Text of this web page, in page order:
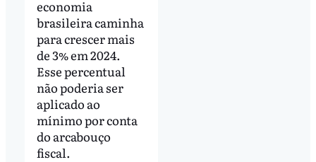
economia
brasileira caminha
para crescer mais
de 3% em 2024.
Esse percentual
não poderia ser
aplicado ao
mínimo por conta
do arcabouço
fiscal.